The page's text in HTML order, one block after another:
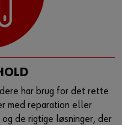
har brug for det rette
med reparation eller
de rigtige løsninger, der